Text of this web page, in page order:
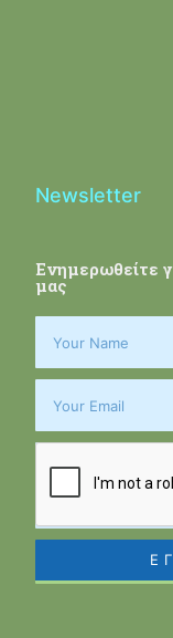
Newsletter
Ενημερωθείτε
μας